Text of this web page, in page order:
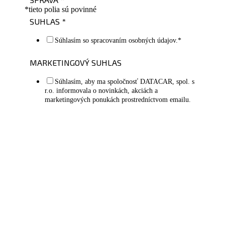
*tieto polia sú povinné
SUHLAS *
Súhlasím so spracovaním osobných údajov.*
MARKETINGOVÝ SUHLAS
Súhlasím, aby ma spoločnosť DATACAR, spol. s
r.o. informovala o novinkách, akciách a
marketingových ponukách prostredníctvom emailu.